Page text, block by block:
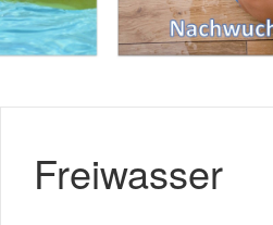
Freiwasser